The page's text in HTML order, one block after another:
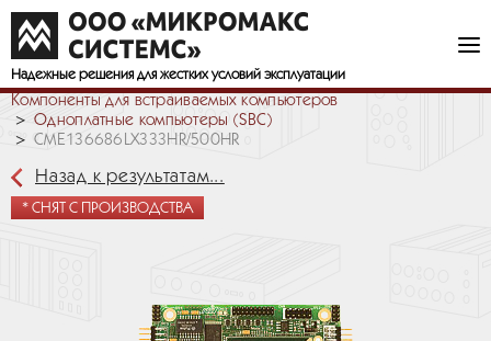
Надежные решения для жестких условий эксплуатации
Компоненты для встраиваемых компьютеров
Одноплатные компьютеры (SBC)
CME136686LX333HR/500HR
Назад к результатам...
* СНЯТ С ПРОИЗВОДСТВА